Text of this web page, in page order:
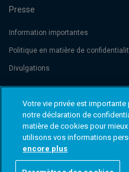
Presse
Information importantes
Politique en matière de
Divulgations
Threadneedle Management
de Commerce et des Sociétés
Columbia Threadneedle
for the Financial Markets (AFM),
Threadneedle Investments
international du groupe de sociétés
Votre vie privée est
notre déclaration de
matière de cookies pour
utilisons vos informations
encore plus